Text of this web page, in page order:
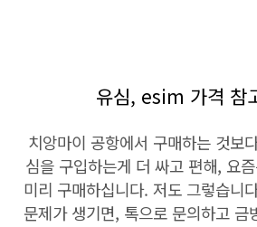
유심, esim 가격 참
치앙마이 공항에서 구매하는 것보
심을 구입하는게 더 싸고 편해, 요
미리 구매하십니다. 저도 그렇습니
문제가 생기면, 톡으로 문의하고 금